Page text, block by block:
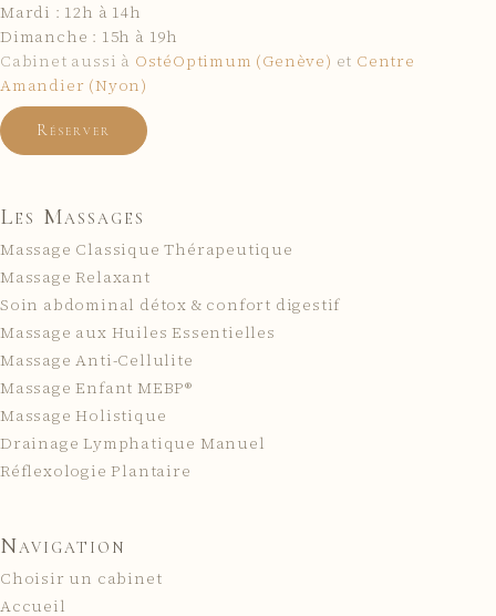
Mardi : 12h à 14h
Dimanche : 15h à 19h
Cabinet aussi à OstéOptimum (Genève) et Centre
Amandier (Nyon)
Réserver
Les Massages
Massage Classique Thérapeutique
Massage Relaxant
Soin abdominal détox & confort digestif
Massage aux Huiles Essentielles
Massage Anti-Cellulite
Massage Enfant MEBP®
Massage Holistique
Drainage Lymphatique Manuel
Réflexologie Plantaire
Navigation
Choisir un cabinet
Accueil